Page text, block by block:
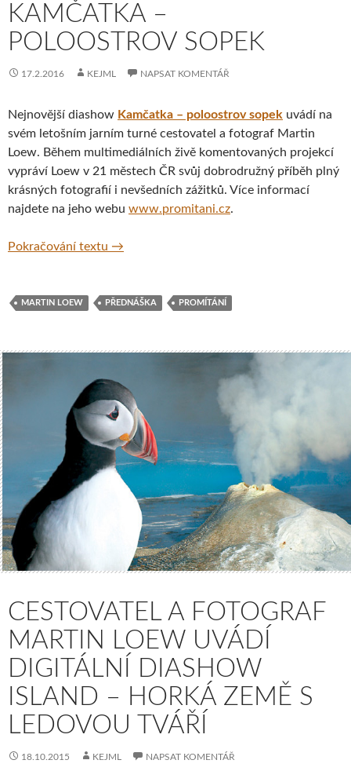
KAMČATKA –
POLOOSTROV SOPEK
17.2.2016 KEJML NAPSAT KOMENTÁŘ
Nejnovější diashow Kamčatka – poloostrov sopek uvádí na
svém letošním jarním turné cestovatel a fotograf Martin
Loew. Během multimediálních živě komentovaných projekcí
vypráví Loew v 21 městech ČR svůj dobrodružný příběh plný
krásných fotografií i nevšedních zážitků. Více informací
najdete na jeho webu www.promitani.cz.
Pokračování textu Cestovatel a fotograf Martin Loew uvádí
→
MARTIN LOEW PŘEDNÁŠKA PROMÍTÁNÍ
CESTOVATEL A FOTOGRAF
MARTIN LOEW UVÁDÍ
DIGITÁLNÍ DIASHOW
ISLAND – HORKÁ ZEMĚ S
LEDOVOU TVÁŘÍ
18.10.2015 KEJML NAPSAT KOMENTÁŘ